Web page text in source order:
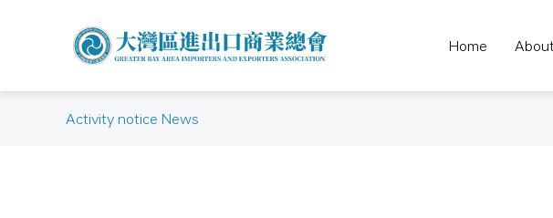
Home
Activity notice News